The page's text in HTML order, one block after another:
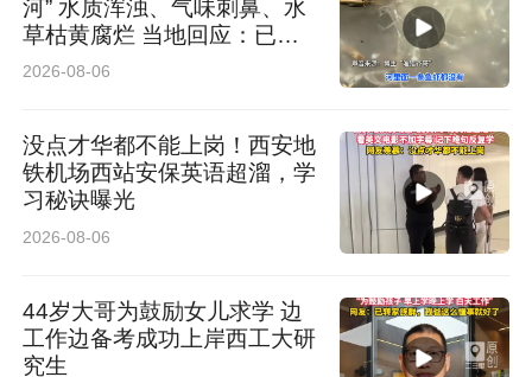
河” 水质浑浊、气味刺鼻、水
草枯黄腐烂 当地回应：已介
入排查
2026-08-06
没点才华都不能上岗！西安地
铁机场西站安保英语超溜，学
习秘诀曝光
2026-08-06
44岁大哥为鼓励女儿求学 边
工作边备考成功上岸西工大研
究生